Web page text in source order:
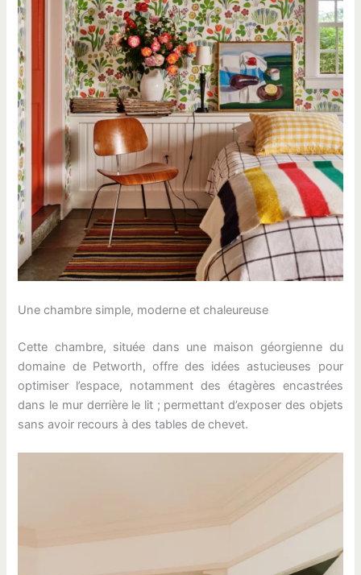
Une chambre simple, moderne et chaleureuse
Cette chambre, située dans une maison géorgienne du
domaine de Petworth, offre des idées astucieuses pour
optimiser l’espace, notamment des étagères encastrées
dans le mur derrière le lit ; permettant d’exposer des objets
sans avoir recours à des tables de chevet.